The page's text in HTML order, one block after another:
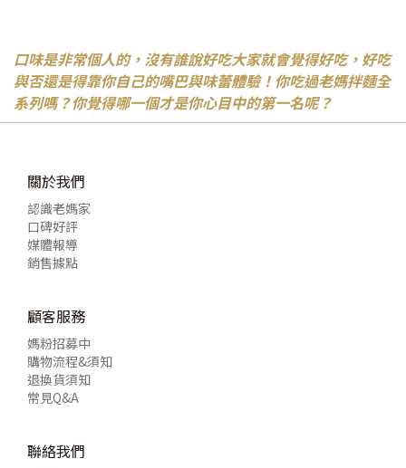
口味是非常個人的，沒有誰說好吃大家就會覺得好吃，好吃
與否還是得靠你自己的嘴巴與味蕾體驗！你吃過老媽拌麵全
系列嗎？你覺得哪一個才是你心目中的第一名呢？
關於我們
認識老媽家
口碑好評
媒體報導
銷售據點
顧客服務
媽粉招募中
購物流程&須知
退換貨須知
常見Q&A
聯絡我們